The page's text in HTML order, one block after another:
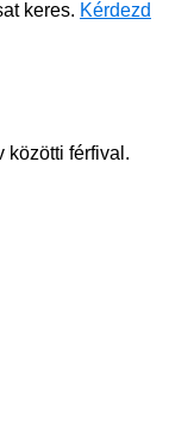
keres. Kérdezd
közötti férfival.